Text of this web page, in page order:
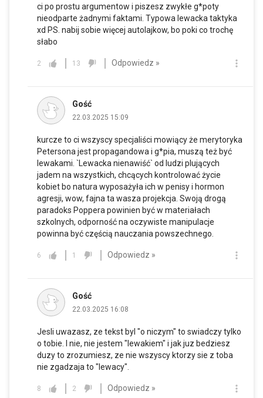
ci po prostu argumentow i piszesz zwykłe g*poty
nieodparte żadnymi faktami. Typowa lewacka taktyka
xd PS. nabij sobie więcej autolajkow, bo poki co trochę
słabo
2 13 Odpowiedz »
Gość
22.03.2025 15:09
kurcze to ci wszyscy specjaliści mowiący że merytoryka
Petersona jest propagandowa i g*pia, muszą też być
lewakami. `Lewacka nienawiść` od ludzi plujących
jadem na wszystkich, chcących kontrolować życie
kobiet bo natura wyposażyła ich w penisy i hormon
agresji, wow, fajna ta wasza projekcja. Swoją drogą
paradoks Poppera powinien być w materiałach
szkolnych, odporność na oczywiste manipulacje
powinna być częścią nauczania powszechnego.
6 1 Odpowiedz »
Gość
22.03.2025 16:08
Jesli uwazasz, ze tekst byl "o niczym" to swiadczy tylko
o tobie. I nie, nie jestem "lewakiem" i jak juz bedziesz
duzy to zrozumiesz, ze nie wszyscy ktorzy sie z toba
nie zgadzaja to "lewacy".
8 2 Odpowiedz »